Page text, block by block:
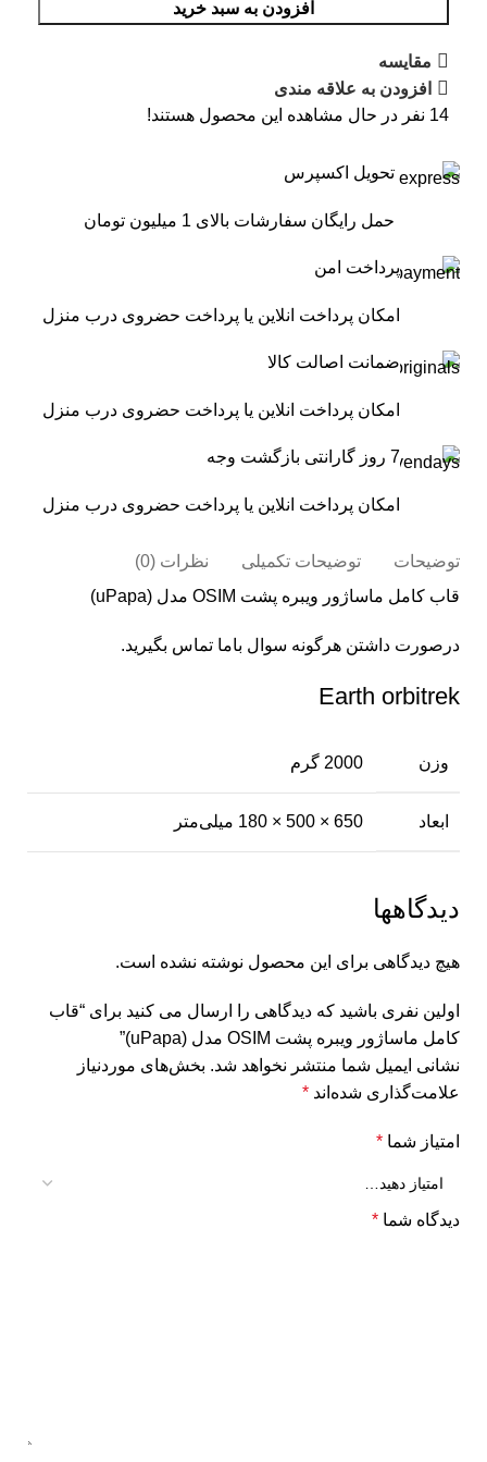
افزودن به سبد خرید
مقایسه
افزودن به علاقه مندی
14 نفر در حال مشاهده این محصول هستند!
تحویل اکسپرس
حمل رایگان سفارشات بالای 1 میلیون تومان
پرداخت امن
امکان پرداخت انلاین یا پرداخت حضروی درب منزل
ضمانت اصالت کالا
امکان پرداخت انلاین یا پرداخت حضروی درب منزل
7 روز گارانتی بازگشت وجه
امکان پرداخت انلاین یا پرداخت حضروی درب منزل
توضیحات توضیحات تکمیلی
نظرات (0)
قاب کامل ماساژور ویبره پشت OSIM مدل (uPapa)
درصورت داشتن هرگونه سوال باما تماس بگیرید.
Earth orbitrek
وزن 2000 گرم
ابعاد 650 × 500 × 180 میلی‌متر
دیدگاهها
هیچ دیدگاهی برای این محصول نوشته نشده است.
اولین نفری باشید که دیدگاهی را ارسال می کنید برای “قاب
کامل ماساژور ویبره پشت OSIM مدل (uPapa)”
نشانی ایمیل شما منتشر نخواهد شد. بخش‌های موردنیاز
علامت‌گذاری شده‌اند *
امتیاز شما *
دیدگاه شما *